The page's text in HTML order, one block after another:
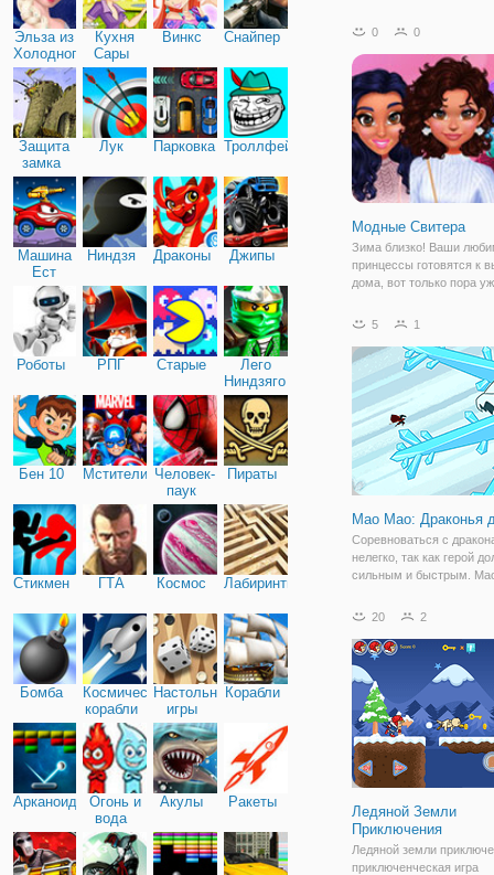
Эльза из
Холодного
сердца
Кухня
Сары
Винкс Снайпер
Защита
замка
Лук Парковка Троллфейс
Машина
Ест
Машину
Ниндзя Драконы Джипы
Роботы РПГ Старые
Лего
Ниндзяго
Бен 10 Мстители Человек-
паук
Пираты
Стикмен ГТА Космос Лабиринты
Бомба
Космические
корабли
Настольные
игры
Корабли
Арканоид
Огонь и
вода
Акулы Ракеты
новые мотоциклы для
и сделайте
0 0
Модные Свитера
Зима близко! Ваши
принцессы готовятся к
дома, вот только пора
совершенно не греют.
наряды на холодный
всего в зимний
5 1
Мао Мао: Драконья
Соревноваться с
нелегко, так как герой
сильным и быстрым.
огромен. Бегите по
перепрыгивать через
20 2
Ледяной Земли
Приключения
Ледяной земли
приключенческая игра